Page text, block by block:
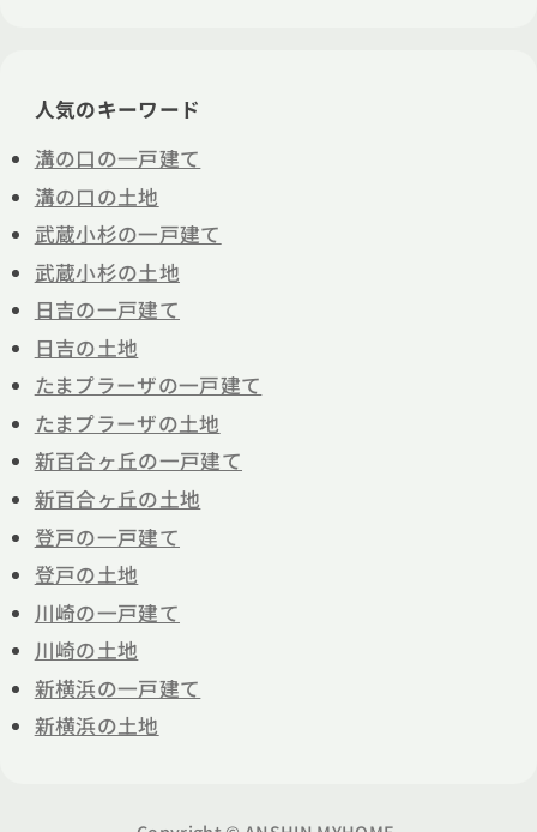
人気のキーワード
溝の口の一戸建て
溝の口の土地
武蔵小杉の一戸建て
武蔵小杉の土地
日吉の一戸建て
日吉の土地
たまプラーザの一戸建て
たまプラーザの土地
新百合ヶ丘の一戸建て
新百合ヶ丘の土地
登戸の一戸建て
登戸の土地
川崎の一戸建て
川崎の土地
新横浜の一戸建て
新横浜の土地